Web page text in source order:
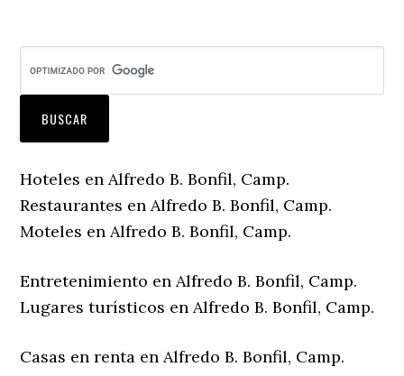
Hoteles en Alfredo B. Bonfil, Camp.
Restaurantes en Alfredo B. Bonfil, Camp.
Moteles en Alfredo B. Bonfil, Camp.
Entretenimiento en Alfredo B. Bonfil, Camp.
Lugares turísticos en Alfredo B. Bonfil, Camp.
Casas en renta en Alfredo B. Bonfil, Camp.